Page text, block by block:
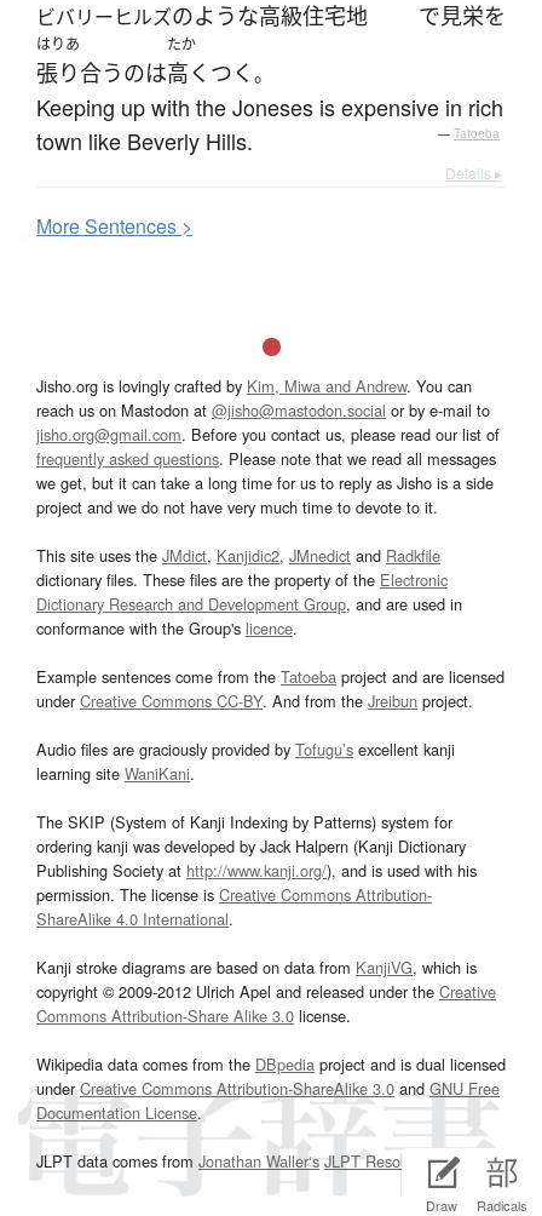
Draw Radicals
ビバリーヒルズのような高級住宅地 で見栄を
はりあ
張り合うのは
たか
高くつく 。
Keeping up with the Joneses is expensive in rich
town like Beverly Hills.
— Tatoeba
Details ▸
MoreSentences >
Jisho.org is lovingly crafted by Kim, Miwa and Andrew. You can
reach us on Mastodon at @jisho@mastodon.social or by e-mail to
jisho.org@gmail.com. Before you contact us, please read our list of
frequently asked questions. Please note that we read all messages
we get, but it can take a long time for us to reply as Jisho is a side
project and we do not have very much time to devote to it.
This site uses the JMdict, Kanjidic2, JMnedict and Radkfile
dictionary files. These files are the property of the Electronic
Dictionary Research and Development Group, and are used in
conformance with the Group's licence.
Example sentences come from the Tatoeba project and are licensed
underCreative Commons CC-BY. And from the Jreibun project.
Audio files are graciously provided by Tofugu’s excellent kanji
learning site WaniKani.
The SKIP (System of Kanji Indexing by Patterns) system for
ordering kanji was developed by Jack Halpern (Kanji Dictionary
Publishing Society at http://www.kanji.org/), and is used with his
permission. The license is Creative Commons Attribution-
ShareAlike 4.0 International.
Kanji stroke diagrams are based on data from KanjiVG, which is
copyright © 2009-2012 Ulrich Apel and released under the Creative
Commons Attribution-Share Alike 3.0 license.
Wikipedia data comes from the DBpedia project and is dual licensed
underCreative Commons Attribution-ShareAlike 3.0and GNU Free
Documentation License.
JLPT data comes from Jonathan Waller‘s JLPT Resourcespage.